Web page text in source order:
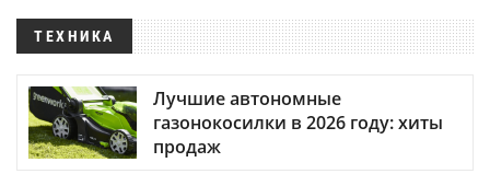
ТЕХНИКА
Лучшие автономные
газонокосилки в 2026 году: хиты
продаж